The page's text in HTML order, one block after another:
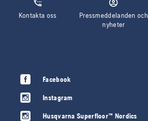
Kontakta oss
Pressmeddelanden och
nyheter
Facebook
Instagram
Husqvarna Superfloor™ Nordics